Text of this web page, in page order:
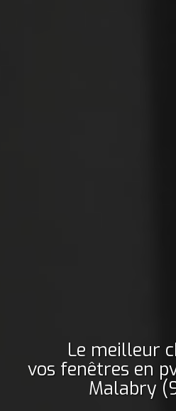
Le meilleur
vos fenêtres en
Malabry